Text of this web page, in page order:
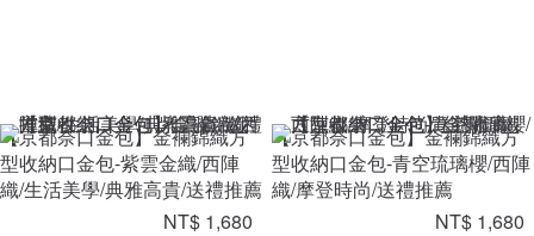
【京都奈口金包】金襴錦織方
型收納口金包-紫雲金織/西陣
織/生活美學/典雅高貴/送禮推薦
NT$ 1,680
【京都奈口金包】金襴錦織方
型收納口金包-青空琉璃櫻/西陣
織/摩登時尚/送禮推薦
NT$ 1,680